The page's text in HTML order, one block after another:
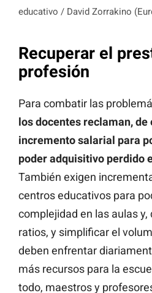
educativo / David Zorrakino
Recuperar el
profesión
Para combatir las
los docentes reclaman, de
incremento salarial para
poder adquisitivo perdido
También exigen
centros educativos para
complejidad en las aulas
ratios, y simplificar el
deben enfrentar
más recursos para la
todo, maestros y